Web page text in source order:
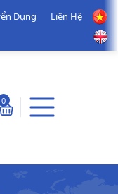
Dụng Liên Hệ
0